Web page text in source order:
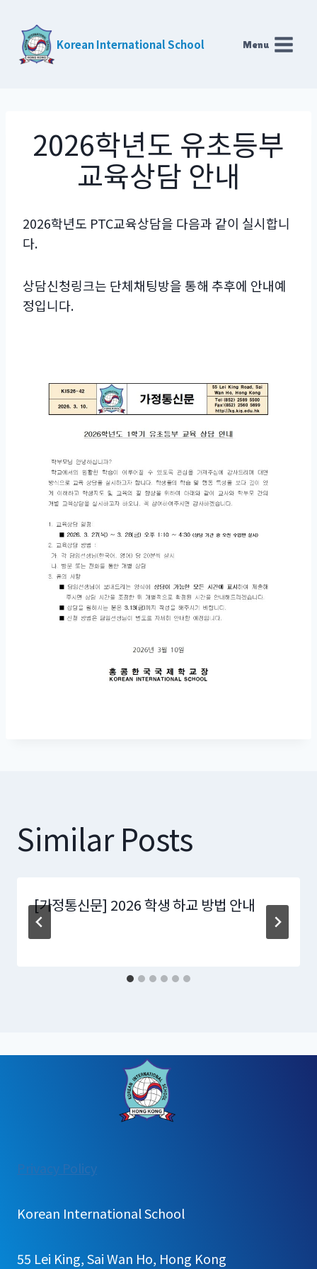
content
Korean International School Menu
2026학년도 유초등부
교육상담 안내
2026학년도 PTC교육상담을 다음과 같이 실시합니
다.
상담신청링크는 단체채팅방을 통해 추후에 안내예
정입니다.
Similar Posts
[가정통신문] 2026 학생 하교 방법 안내
Privacy Policy:
학
Korean International School
55 Lei King, Sai Wan Ho, Hong Kong